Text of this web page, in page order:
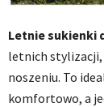
Letnie sukienki
letnich stylizacji,
noszeniu. To
komfortowo, a